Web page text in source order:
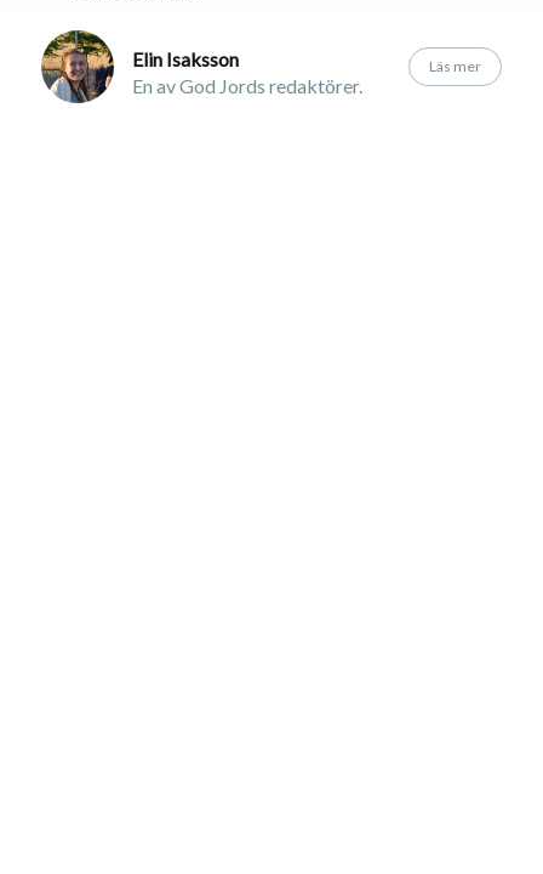
Elin Isaksson
En av God Jords redaktörer.
Läs mer